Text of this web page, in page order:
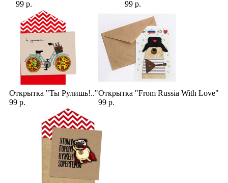
99 р. 99 р.
Открытка "Ты Рулишь!.."
99 р.
Открытка "From Russia With Love"
99 р.